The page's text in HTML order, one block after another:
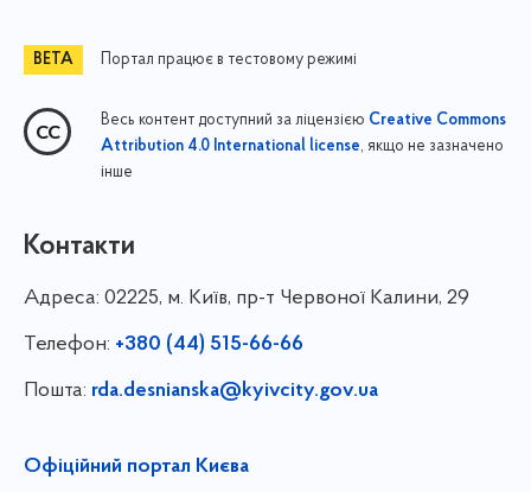
Портал працює в тестовому режимі
Весь контент доступний за ліцензією Creative Commons
Attribution 4.0 International license, якщо не зазначено
інше
Контакти
Адреса: 02225, м. Київ, пр-т Червоної Калини, 29
Телефон: +380 (44) 515-66-66
Пошта: rda.desnianska@kyivcity.gov.ua
Офіційний портал Києва